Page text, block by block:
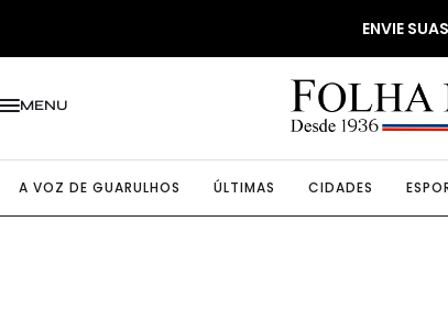
ENVIE
MENU
A VOZ DE GUARULHOS ÚLTIMAS CIDADES